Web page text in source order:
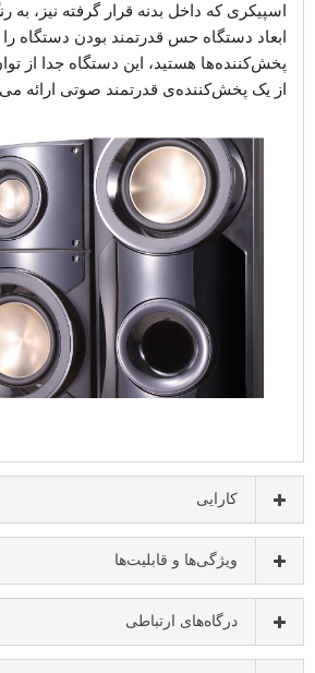
ابعاد دستگاه حس قدرتمند بودن دستگاه
پخش‌کننده‌ها هستید، این دستگاه جدا از
از یک پخش‌کننده‌ی قدرتمند صوتی ارائه
کارایی
ویژگی‌ها و قابلیت‌ها
درگاه‌های ارتباطی